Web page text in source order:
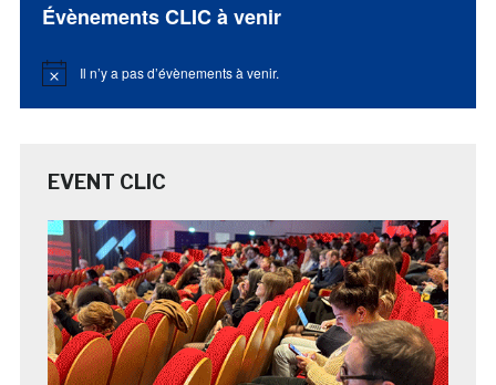
Évènements CLIC à venir
Notice Il n’y a pas d’évènements à venir.
EVENT CLIC